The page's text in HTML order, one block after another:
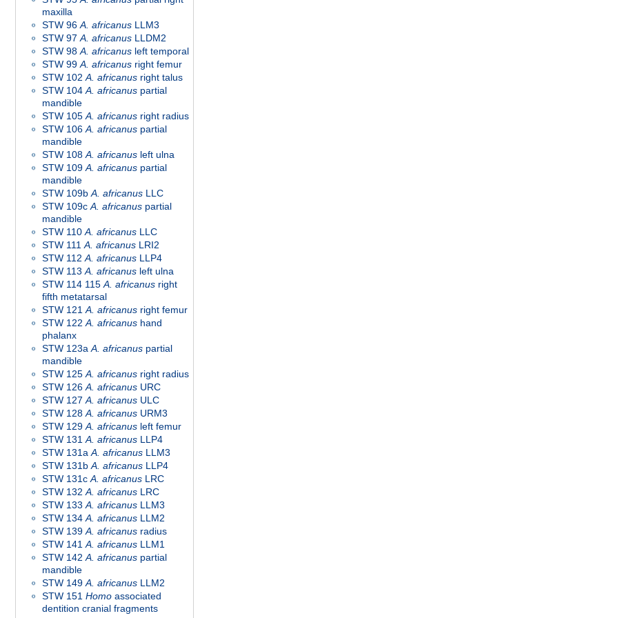
maxilla
STW 96 A. africanus LLM3
STW 97 A. africanus LLDM2
STW 98 A. africanus left temporal
STW 99 A. africanus right femur
STW 102 A. africanus right talus
STW 104 A. africanus partial
mandible
STW 105 A. africanus right radius
STW 106 A. africanus partial
mandible
STW 108 A. africanus left ulna
STW 109 A. africanus partial
mandible
STW 109b A. africanus LLC
STW 109c A. africanus partial
mandible
STW 110 A. africanus LLC
STW 111 A. africanus LRI2
STW 112 A. africanus LLP4
STW 113 A. africanus left ulna
STW 114 115 A. africanus right
fifth metatarsal
STW 121 A. africanus right femur
STW 122 A. africanus hand
phalanx
STW 123a A. africanus partial
mandible
STW 125 A. africanus right radius
STW 126 A. africanus URC
STW 127 A. africanus ULC
STW 128 A. africanus URM3
STW 129 A. africanus left femur
STW 131 A. africanus LLP4
STW 131a A. africanus LLM3
STW 131b A. africanus LLP4
STW 131c A. africanus LRC
STW 132 A. africanus LRC
STW 133 A. africanus LLM3
STW 134 A. africanus LLM2
STW 139 A. africanus radius
STW 141 A. africanus LLM1
STW 142 A. africanus partial
mandible
STW 149 A. africanus LLM2
STW 151 Homo associated
dentition cranial fragments